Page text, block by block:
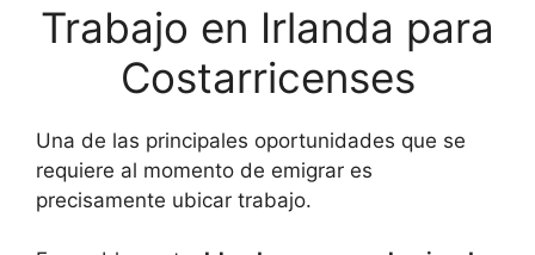
Trabajo en Irlanda para
Costarricenses
Una de las principales oportunidades que se
requiere al momento de emigrar es
precisamente ubicar trabajo.